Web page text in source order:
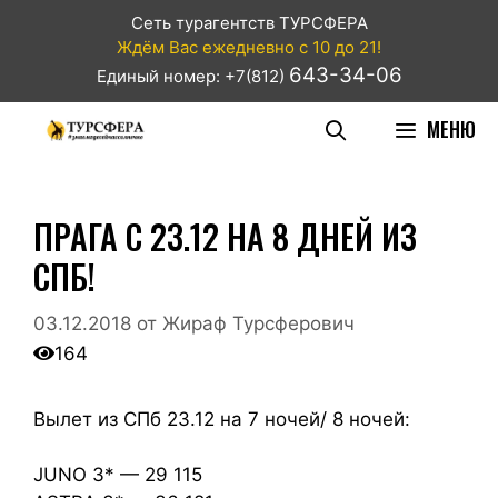
Сеть турагентств ТУРСФЕРА
Ждём Вас ежедневно с 10 до 21!
Единый номер: +7(812) 643-34-06
МЕНЮ
ПРАГА С 23.12 НА 8 ДНЕЙ ИЗ
СПБ!
03.12.2018 от Жираф Турсферович
164
Вылет из СПб 23.12 на 7 ночей/ 8 ночей:
JUNO 3* — 29 115